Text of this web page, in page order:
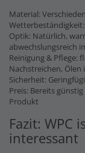
Material:
Optik: Natürlich,
abwechslungsreich
Reinigung & Pflege:
Nachstreichen,
Sicherheit:
Preis: Bereits
Produkt
Fazit: WPC
interessant